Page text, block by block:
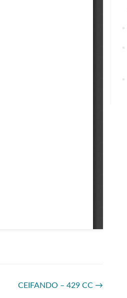
CEIFANDO – 429 CC →